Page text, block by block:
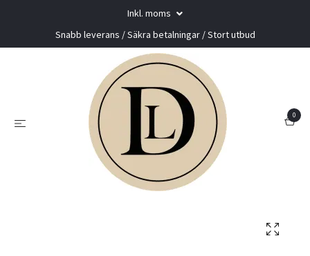
Inkl. moms
Snabb leverans / Säkra betalningar / Stort utbud
0